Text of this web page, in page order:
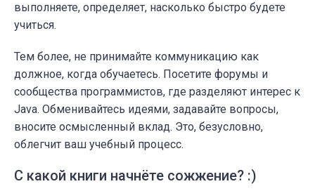
выполняете, определяет, насколько быстро будете
учиться.
Тем более, не принимайте коммуникацию как
должное, когда обучаетесь. Посетите форумы и
сообщества программистов, где разделяют интерес к
Java. Обменивайтесь идеями, задавайте вопросы,
вносите осмысленный вклад. Это, безусловно,
облегчит ваш учебный процесс.
С какой книги начнёте сожжение? :)